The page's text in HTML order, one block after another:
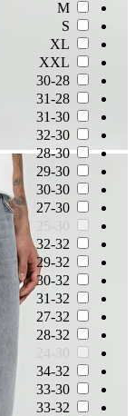
M
S
XL
XXL
30-28
31-28
31-30
32-30
28-30
29-30
30-30
27-30
32-32
29-32
30-32
31-32
27-32
28-32
34-32
33-30
33-32